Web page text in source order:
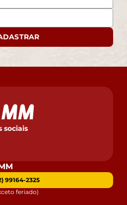
produto e certifique-se de
por supostos elevadores,
de sua residência.
sociais
99164-2325
feriado)